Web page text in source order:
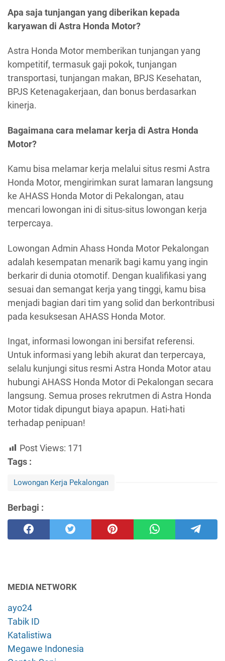
Apa saja tunjangan yang diberikan kepada
karyawan di Astra Honda Motor?
Astra Honda Motor memberikan tunjangan yang
kompetitif, termasuk gaji pokok, tunjangan
transportasi, tunjangan makan, BPJS Kesehatan,
BPJS Ketenagakerjaan, dan bonus berdasarkan
kinerja.
Bagaimana cara melamar kerja di Astra Honda
Motor?
Kamu bisa melamar kerja melalui situs resmi Astra
Honda Motor, mengirimkan surat lamaran langsung
ke AHASS Honda Motor di Pekalongan, atau
mencari lowongan ini di situs-situs lowongan kerja
terpercaya.
Lowongan Admin Ahass Honda Motor Pekalongan
adalah kesempatan menarik bagi kamu yang ingin
berkarir di dunia otomotif. Dengan kualifikasi yang
sesuai dan semangat kerja yang tinggi, kamu bisa
menjadi bagian dari tim yang solid dan berkontribusi
pada kesuksesan AHASS Honda Motor.
Ingat, informasi lowongan ini bersifat referensi.
Untuk informasi yang lebih akurat dan terpercaya,
selalu kunjungi situs resmi Astra Honda Motor atau
hubungi AHASS Honda Motor di Pekalongan secara
langsung. Semua proses rekrutmen di Astra Honda
Motor tidak dipungut biaya apapun. Hati-hati
terhadap penipuan!
Post Views: 171
Tags :
Lowongan Kerja Pekalongan
Berbagi :
MEDIA NETWORK
ayo24
Tabik ID
Katalistiwa
Megawe Indonesia